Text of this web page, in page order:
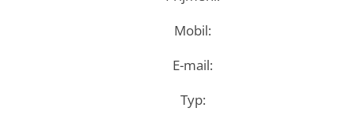
Mobil:
E-mail:
Typ: